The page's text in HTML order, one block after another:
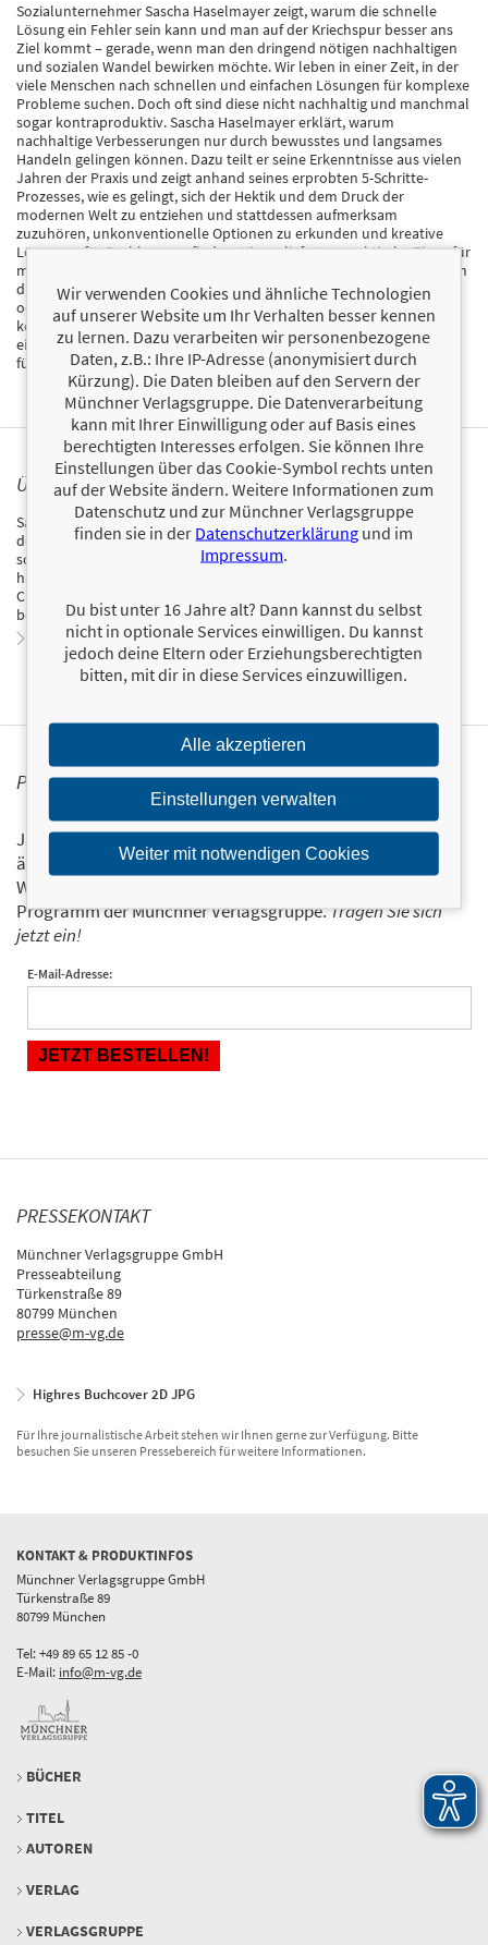
Sozialunternehmer Sascha Haselmayer zeigt, warum die schnelle
Lösung ein Fehler sein kann und man auf der Kriechspur besser ans
Ziel kommt – gerade, wenn man den dringend nötigen nachhaltigen
und sozialen Wandel bewirken möchte. Wir leben in einer Zeit, in der
viele Menschen nach schnellen und einfachen Lösungen für komplexe
Probleme suchen. Doch oft sind diese nicht nachhaltig und manchmal
sogar kontraproduktiv. Sascha Haselmayer erklärt, warum
nachhaltige Verbesserungen nur durch bewusstes und langsames
Handeln gelingen können. Dazu teilt er seine Erkenntnisse aus vielen
Jahren der Praxis und zeigt anhand seines erprobten 5-Schritte-
Prozesses, wie es gelingt, sich der Hektik und dem Druck der
modernen Welt zu entziehen und stattdessen aufmerksam
zuzuhören, unkonventionelle Optionen zu erkunden und kreative
Lösungen für Probleme zu finden. Hierzu liefert er praktische Tipps für
mehr Gelassenheit und Achtsamkeit im Unternehmeralltag. Ob es um
die Bekämpfung von Obdachlosigkeit, die Stärkung der Demokratie
oder die Förderung der Gesundheit geht – der Autor zeigt, wie man
komplexe soziale Probleme in Ruhe angehen kann. Dieses Buch ist
eine Aufforderung, langsamer zu machen, um schneller zu werden –
für Sozial-, aber auch alle anderen Unternehmer!
ÜBER SASCHA HASELMAYER
Sascha Haselmayer ist ein weltweit anerkannter Sozialunternehmer,
der in mehr als fünfzig Ländern Projekte in den Bereichen städtische
sowie staatliche Innovation und wirtschaftliche Entwicklung geleitet
hat. Er ist leitender Angestellter bei Ashoka und Gründer von
Citymart. Über seine Arbeit wurde u. a. in der »New York Times«
berichtet.
Zum Profil von Sascha Haselmayer
PERSONALISIERTE PRODUKTINFORMATIONEN
Ja, ich will über interessante Neuerscheinungen und
ähnliche Produkte informiert werden.
Wir halten Sie per E-Mail auf dem aktuellen Stand über das
Programm der Münchner Verlagsgruppe.Tragen Sie sich
jetzt ein!
E-Mail-Adresse:
PRESSEKONTAKT
Münchner Verlagsgruppe GmbH
Presseabteilung
Türkenstraße 89
80799 München
presse@m-vg.de
Highres Buchcover 2D JPG
Für Ihre journalistische Arbeit stehen wir Ihnen gerne zur Verfügung. Bitte
besuchen Sie unseren Pressebereich für weitere Informationen.
KONTAKT & PRODUKTINFOS
Münchner Verlagsgruppe GmbH
Türkenstraße 89
80799 München
Tel: +49 89 65 12 85 -0
E-Mail: info@m-vg.de
BÜCHER
TITEL
AUTOREN
VERLAG
VERLAGSGRUPPE
Wir verwenden Cookies und ähnliche Technologien
auf unserer Website um Ihr Verhalten besser kennen
zu lernen. Dazu verarbeiten wir personenbezogene
Daten, z.B.: Ihre IP-Adresse (anonymisiert durch
Kürzung). Die Daten bleiben auf den Servern der
Münchner Verlagsgruppe. Die Datenverarbeitung
kann mit Ihrer Einwilligung oder auf Basis eines
berechtigten Interesses erfolgen. Sie können Ihre
Einstellungen über das Cookie-Symbol rechts unten
auf der Website ändern. Weitere Informationen zum
Datenschutz und zur Münchner Verlagsgruppe
finden sie in der Datenschutzerklärung und im
Impressum.
Du bist unter 16 Jahre alt? Dann kannst du selbst
nicht in optionale Services einwilligen. Du kannst
jedoch deine Eltern oder Erziehungsberechtigten
bitten, mit dir in diese Services einzuwilligen.
Alle akzeptieren
Einstellungen verwalten
Weiter mit notwendigen Cookies